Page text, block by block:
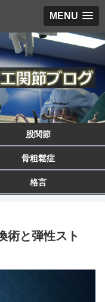
MENU
股関節
骨粗鬆症
格言
と弾性スト